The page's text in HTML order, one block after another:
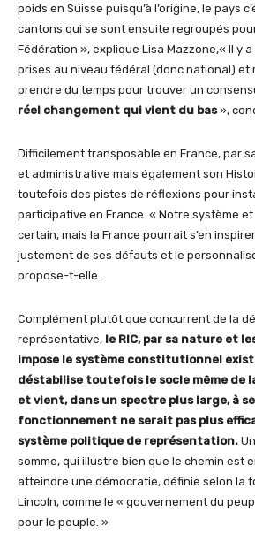
poids en Suisse puisqu’à l’origine, le pays
cantons qui se sont ensuite regroupés
Fédération », explique Lisa Mazzone,« Il y
prises au niveau fédéral (donc national) et
prendre du temps pour trouver un
réel changement qui vient du bas»,
Difficilement transposable en France, par
et administrative mais également son
toutefois des pistes de réflexions pour
participative en France. « Notre système et
certain, mais la France pourrait s’en
justement de ses défauts et le
propose-t-elle.
Complément plutôt que concurrent de la
représentative, le RIC, par sa nature et
impose le système constitutionnel
déstabilise toutefois le socle même de
et vient, dans un spectre plus large, à
fonctionnement ne serait pas plus
système politique de représentation.
somme, qui illustre bien que le chemin est
atteindre une démocratie, définie selon la
Lincoln, comme le « gouvernement du
pour le peuple. »